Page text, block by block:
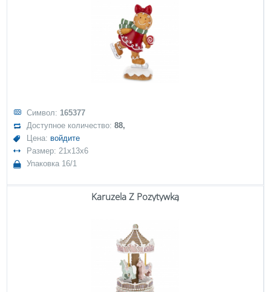
Символ: 165377
Доступное количество:88,
Цена: войдите
Размер: 21x13x6
Упаковка 16/1
Karuzela Z Pozytywką